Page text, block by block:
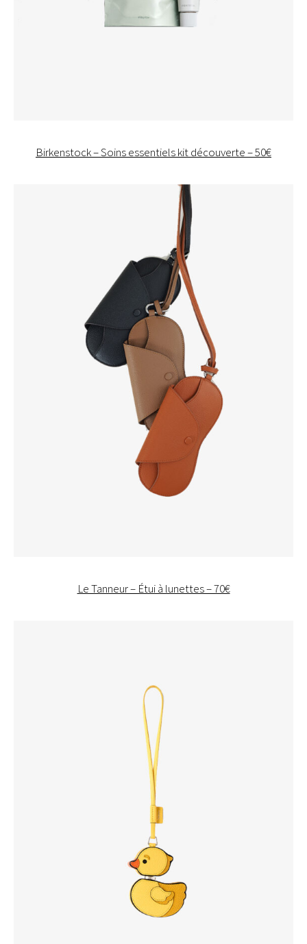
Birkenstock – Soins essentiels kit découverte – 50€
Le Tanneur – Étui à lunettes – 70€